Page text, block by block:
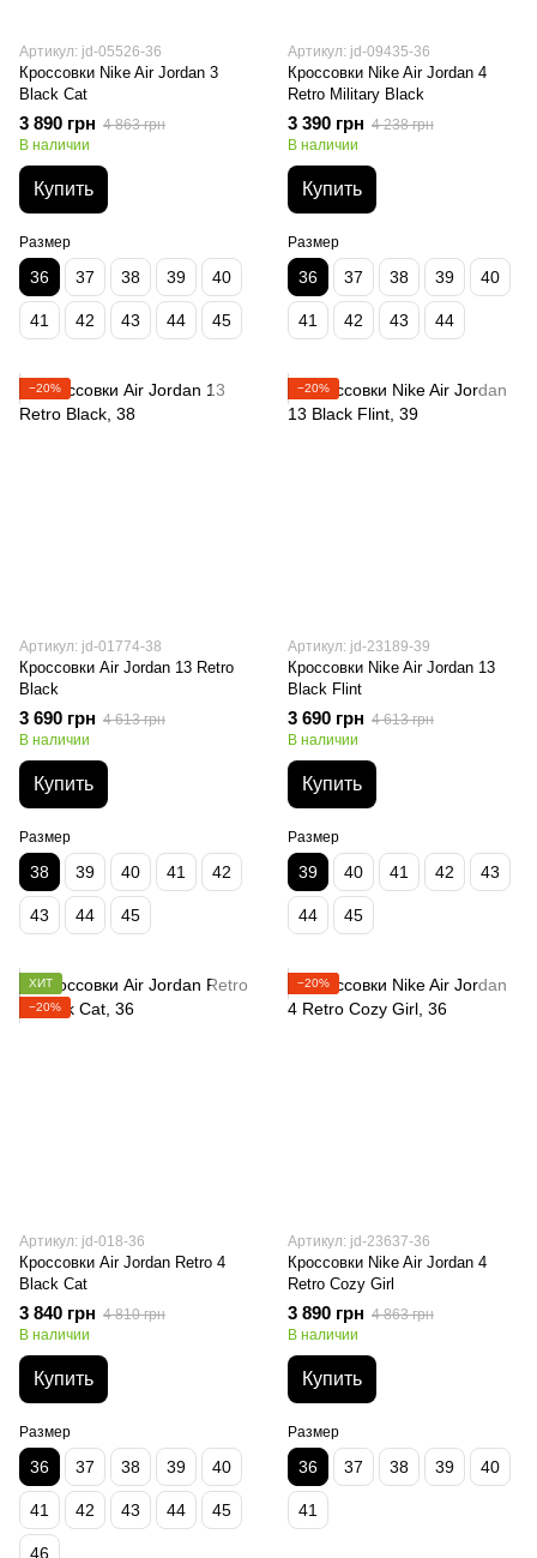
Артикул: jd-05526-36
Кроссовки Nike Air Jordan 3
Black Cat
3 890 грн 4 863 грн
В наличии
Купить
Размер
36 37 38 39 40
41 42 43 44 45
Артикул: jd-09435-36
Кроссовки Nike Air Jordan 4
Retro Military Black
3 390 грн 4 238 грн
В наличии
Купить
Размер
36 37 38 39 40
41 42 43 44
−20%
Артикул: jd-01774-38
Кроссовки Air Jordan 13 Retro
Black
3 690 грн 4 613 грн
В наличии
Купить
Размер
38 39 40 41 42
43 44 45
−20%
Артикул: jd-23189-39
Кроссовки Nike Air Jordan 13
Black Flint
3 690 грн 4 613 грн
В наличии
Купить
Размер
39 40 41 42 43
44 45
ХИТ
−20%
Артикул: jd-018-36
Кроссовки Air Jordan Retro 4
Black Cat
3 840 грн 4 810 грн
В наличии
Купить
Размер
36 37 38 39 40
41 42 43 44 45
46
−20%
Артикул: jd-23637-36
Кроссовки Nike Air Jordan 4
Retro Cozy Girl
3 890 грн 4 863 грн
В наличии
Купить
Размер
36 37 38 39 40
41